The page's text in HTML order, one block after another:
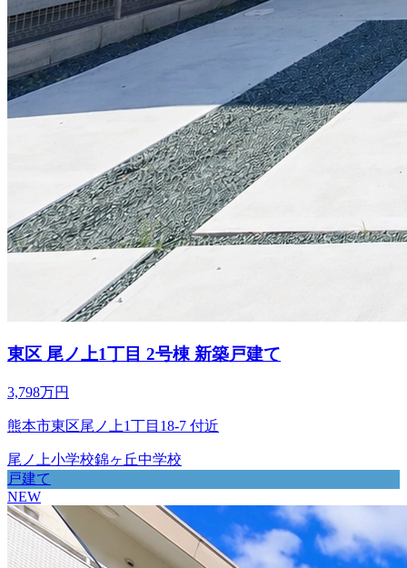
東区 尾ノ上1丁目 2号棟 新築戸建て
3,798万円
熊本市東区尾ノ上1丁目18-7 付近
尾ノ上小学校錦ヶ丘中学校
戸建て
NEW